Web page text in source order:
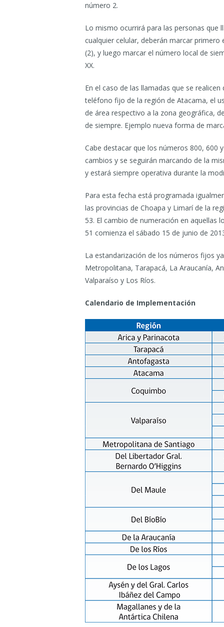
número 2.
Lo mismo ocurrirá para las personas que
cualquier celular, deberán marcar
(2), y luego marcar el número local de
XX.
En el caso de las llamadas que se
teléfono fijo de la región de Atacama, el
de área respectivo a la zona geográfica,
de siempre. Ejemplo nueva forma de
Cabe destacar que los números 800, 600
cambios y se seguirán marcando de la
y estará siempre operativa durante la
Para esta fecha está programada
las provincias de Choapa y Limarí de la
53. El cambio de numeración en aquellas
51 comienza el sábado 15 de junio de
La estandarización de los números fijos
Metropolitana, Tarapacá, La Araucanía,
Valparaíso y Los Ríos.
Calendario de Implementación